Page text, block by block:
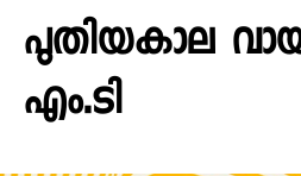
പുതിയകാല
എം.ടി